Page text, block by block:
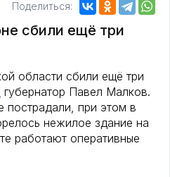
Поделиться:
сбили ещё три
области сбили ещё три
губернатор Павел Малков.
пострадали, при этом в
нежилое здание на
работают оперативные